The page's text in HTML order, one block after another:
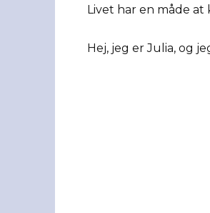
Livet har en måde
Hej, jeg er Julia, og